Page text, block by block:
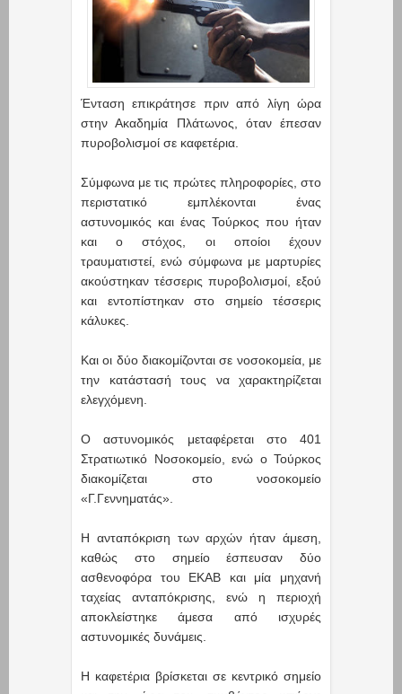
Ένταση επικράτησε πριν από λίγη ώρα
στην Ακαδημία Πλάτωνος, όταν έπεσαν
πυροβολισμοί σε καφετέρια.
Σύμφωνα με τις πρώτες πληροφορίες, στο
περιστατικό εμπλέκονται ένας
αστυνομικός και ένας Τούρκος που ήταν
και ο στόχος, οι οποίοι έχουν
τραυματιστεί, ενώ σύμφωνα με μαρτυρίες
ακούστηκαν τέσσερις πυροβολισμοί, εξού
και εντοπίστηκαν στο σημείο τέσσερις
κάλυκες.
Και οι δύο διακομίζονται σε νοσοκομεία, με
την κατάστασή τους να χαρακτηρίζεται
ελεγχόμενη.
Ο αστυνομικός μεταφέρεται στο 401
Στρατιωτικό Νοσοκομείο, ενώ ο Τούρκος
διακομίζεται στο νοσοκομείο
«Γ.Γεννηματάς».
Η ανταπόκριση των αρχών ήταν άμεση,
καθώς στο σημείο έσπευσαν δύο
ασθενοφόρα του ΕΚΑΒ και μία μηχανή
ταχείας ανταπόκρισης, ενώ η περιοχή
αποκλείστηκε άμεσα από ισχυρές
αστυνομικές δυνάμεις.
Η καφετέρια βρίσκεται σε κεντρικό σημείο